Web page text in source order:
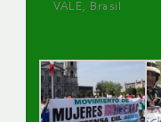
VALE, Brasil